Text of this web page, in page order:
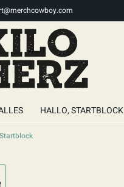
HALLO, STARTBLOCK